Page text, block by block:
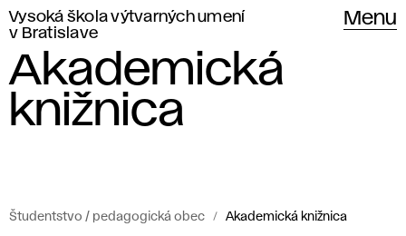
Vysoká škola výtvarných umení
v Bratislave
Menu
Akademická
knižnica
Študentstvo / pedagogická obec Akademická knižnica